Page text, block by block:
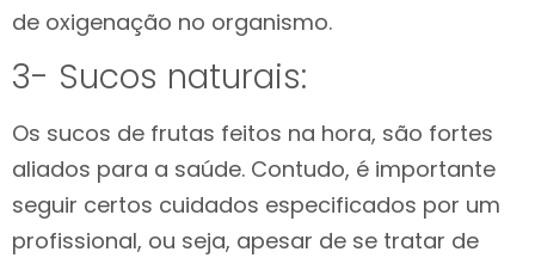
de oxigenação no organismo.
3- Sucos naturais:
Os sucos de frutas feitos na hora, são fortes
aliados para a saúde. Contudo, é importante
seguir certos cuidados especificados por um
profissional, ou seja, apesar de se tratar de